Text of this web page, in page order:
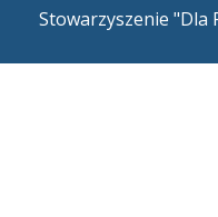
Stowarzyszenie "Dla